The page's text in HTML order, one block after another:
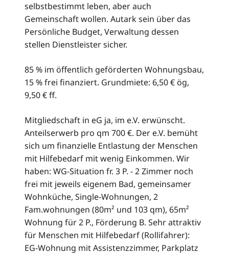
selbstbestimmt leben, aber auch
Gemeinschaft wollen. Autark sein über das
Persönliche Budget, Verwaltung dessen
stellen Dienstleister sicher.
85 % im öffentlich geförderten Wohnungsbau,
15 % frei finanziert. Grundmiete: 6,50 € ög,
9,50 € ff.
Mitgliedschaft in eG ja, im e.V. erwünscht.
Anteilserwerb pro qm 700 €. Der e.V. bemüht
sich um finanzielle Entlastung der Menschen
mit Hilfebedarf mit wenig Einkommen. Wir
haben: WG-Situation fr. 3 P. - 2 Zimmer noch
frei mit jeweils eigenem Bad, gemeinsamer
Wohnküche, Single-Wohnungen, 2
Fam.wohnungen (80m² und 103 qm), 65m²
Wohnung für 2 P., Förderung B. Sehr attraktiv
für Menschen mit Hilfebedarf (Rollifahrer):
EG-Wohnung mit Assistenzzimmer, Parkplatz